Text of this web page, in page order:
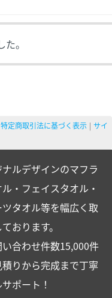
。
特定商取引法に基づく表示
サイ
ルデザインのマフラ
・フェイスタオル・
ツタオル等を幅広く取
おります。
合わせ件数15,000件
りから完成まで丁寧
ポート！